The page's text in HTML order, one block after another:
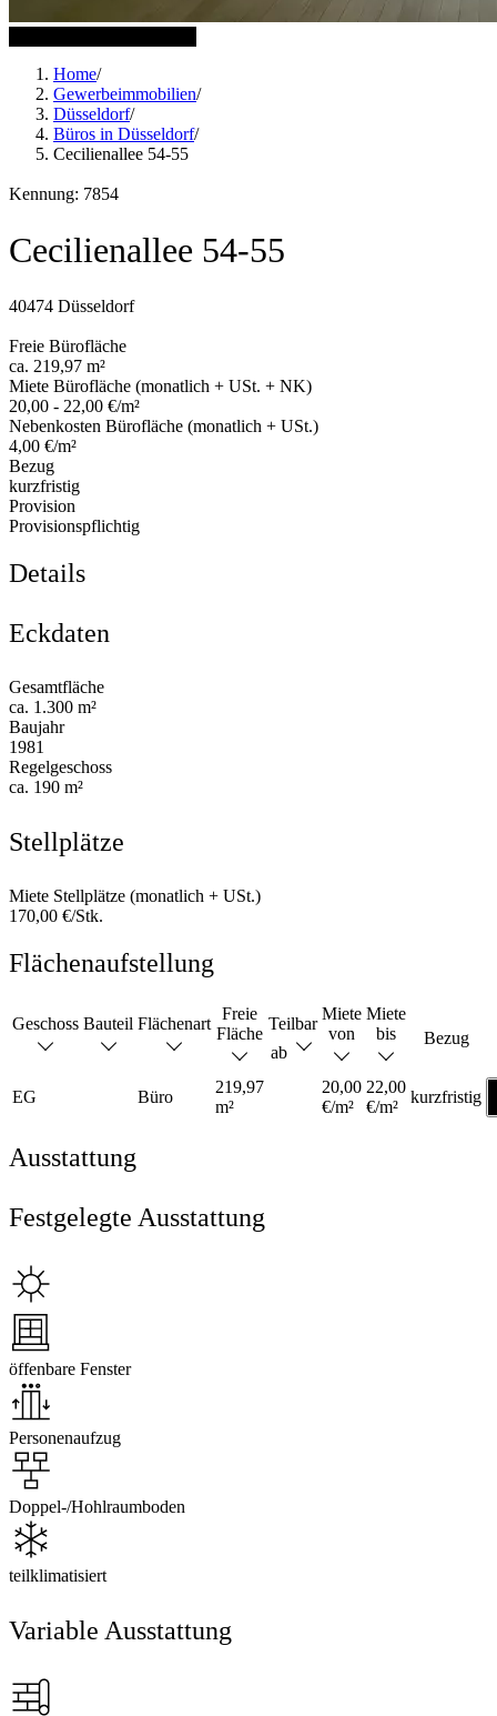
Home/
Gewerbeimmobilien/
Düsseldorf/
Büros in Düsseldorf/
Cecilienallee 54-55
Kennung: 7854
Cecilienallee 54-55
40474 Düsseldorf
Freie Bürofläche
ca. 219,97 m²
Miete Bürofläche (monatlich + USt. + NK)
20,00 - 22,00 €/m²
Nebenkosten Bürofläche (monatlich + USt.)
4,00 €/m²
Bezug
kurzfristig
Provision
Provisionspflichtig
Details
Eckdaten
Gesamtfläche
ca. 1.300 m²
Baujahr
1981
Regelgeschoss
ca. 190 m²
Stellplätze
Miete Stellplätze (monatlich + USt.)
170,00 €/Stk.
Flächenaufstellung
Geschoss Bauteil Flächenart
Freie
Fläche
Teilbar
ab
Miete
von
Miete
bis
Bezug
EG Büro
219,97
m²
20,00
€/m²
22,00
€/m²
kurzfristig
Ausstattung
Festgelegte Ausstattung
öffenbare Fenster
Personenaufzug
Doppel-/Hohlraumboden
teilklimatisiert
Variable Ausstattung